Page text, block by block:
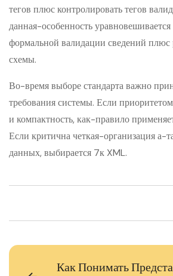
тегов плюс контролировать тегов
данная-особенность
формальной валидации сведений
схемы.
Во-время выборе стандарта важно
требования системы. Если приоритетом
и компактность, как-правило
Если критична четкая-организация а-
данных, выбирается 7к XML.
Как Понимать